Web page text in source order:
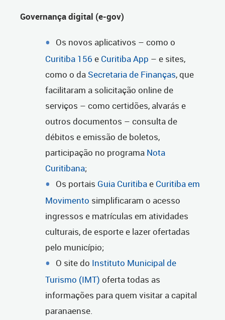
Governança digital (e-gov)
Os novos aplicativos – como o
Curitiba 156 e Curitiba App – e sites,
como o da Secretaria de Finanças, que
facilitaram a solicitação online de
serviços – como certidões, alvarás e
outros documentos – consulta de
débitos e emissão de boletos,
participação no programa Nota
Curitibana;
Os portais Guia Curitibae Curitiba em
Movimento simplificaram o acesso
ingressos e matrículas em atividades
culturais, de esporte e lazer ofertadas
pelo município;
O site do Instituto Municipal de
Turismo (IMT) oferta todas as
informações para quem visitar a capital
paranaense.